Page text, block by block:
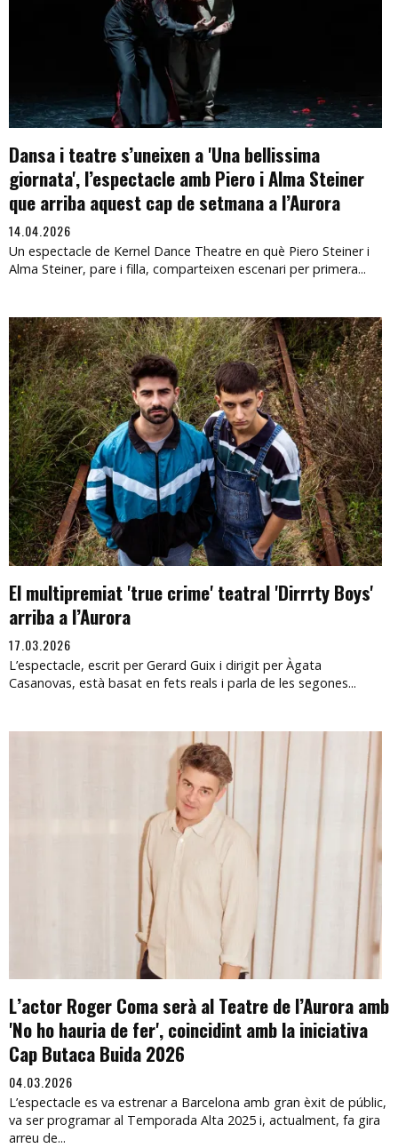
Dansa i teatre s’uneixen a 'Una bellissima
giornata', l’espectacle amb Piero i Alma Steiner
que arriba aquest cap de setmana a l’Aurora
14.04.2026
Un espectacle de Kernel Dance Theatre en què Piero Steiner i
Alma Steiner, pare i filla, comparteixen escenari per primera...
El multipremiat 'true crime' teatral 'Dirrrty Boys'
arriba a l’Aurora
17.03.2026
L’espectacle, escrit per Gerard Guix i dirigit per Àgata
Casanovas, està basat en fets reals i parla de les segones...
L’actor Roger Coma serà al Teatre de l’Aurora amb
'No ho hauria de fer', coincidint amb la iniciativa
Cap Butaca Buida 2026
04.03.2026
L’espectacle es va estrenar a Barcelona amb gran èxit de públic,
va ser programar al Temporada Alta 2025 i, actualment, fa gira
arreu de...